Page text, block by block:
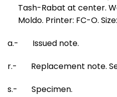
Tash-Rabat at center.
Moldo. Printer: FC-O.
a.- Issued note.
r.- Replacement note.
s.- Specimen.